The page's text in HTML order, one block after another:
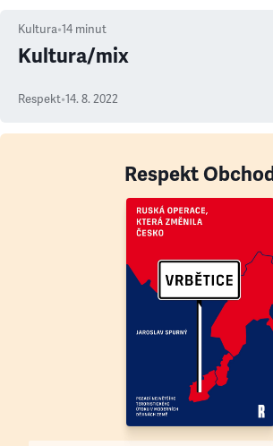
Kultura•14 minut
Kultura/mix
Respekt•14. 8. 2022
Respekt Obchod